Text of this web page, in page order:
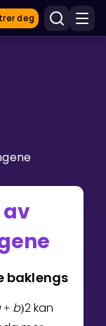
deg
baklengs
+ b)2kan